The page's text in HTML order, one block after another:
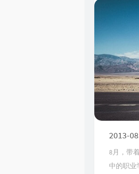
2013-08
8月，带
中的职业